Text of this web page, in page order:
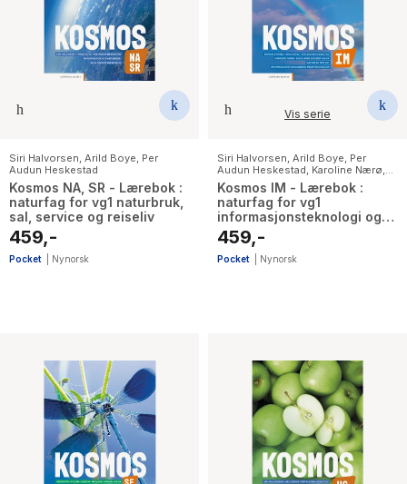
Siri Halvorsen, Arild Boye, Per
Audun Heskestad
Kosmos NA, SR - Lærebok :
naturfag for vg1 naturbruk,
sal, service og reiseliv
459,-
Pocket Nynorsk
Vis serie
Siri Halvorsen, Arild Boye, Per
Audun Heskestad, Karoline Nærø,
Svein Arne Eggebø Valvik
Kosmos IM - Lærebok :
naturfag for vg1
informasjonsteknologi og
medieproduksjon
459,-
Pocket Nynorsk